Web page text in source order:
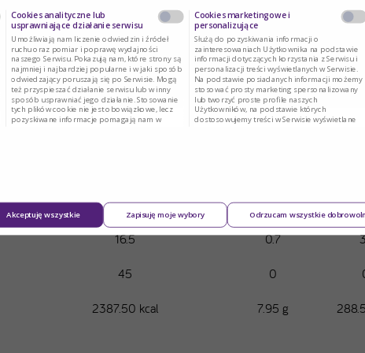
Wartość energetyczna (kcal) Białko (g)
26 4
16.5 0.7
45 0
2387.50 kcal 7.95 g
Cookies analityczne lub
usprawniające działanie serwisu
Umożliwiają nam liczenie odwiedzin i źródeł
ruchu oraz pomiar i poprawę wydajności
naszego Serwisu. Pokazują nam, które strony są
najmniej i najbardziej popularne i w jaki sposób
odwiedzający poruszają się po Serwisie. Mogą
też przyspieszać działanie serwisu lub w inny
sposób usprawniać jego działanie. Stosowanie
tych plików cookie nie jest obowiązkowe, lecz
pozyskiwane informacje pomagają nam w
Cookies marketingowe i
personalizujące
Służą do pozyskiwania informacji o
zainteresowaniach Użytkownika na podstawie
informacji dotyczących korzystania z Serwisu i
personalizacji treści wyświetlanych w Serwisie.
Na podstawie posiadanych informacji możemy
stosować prosty marketing spersonalizowany
lub tworzyć proste profile naszych
Użytkowników, na podstawie których
dostosowujemy treści w Serwisie wyświetlane
Akceptuję wszystkie Zapisuję moje wybory Odrzucam wszystkie